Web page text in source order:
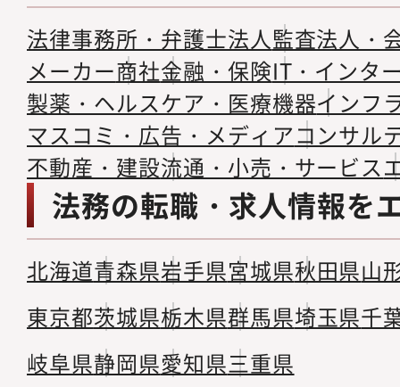
法律事務所・弁護士法人監査法人・
メーカー商社金融・保険IT・インタ
製薬・ヘルスケア・医療機器インフ
マスコミ・広告・メディアコンサル
不動産・建設流通・小売・サービス
法務の転職・求人情報を
北海道青森県岩手県宮城県秋田県山
東京都茨城県栃木県群馬県埼玉県千
岐阜県静岡県愛知県三重県